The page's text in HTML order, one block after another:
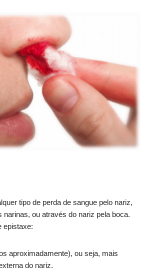
tipo de perda de sangue pelo nariz,
narinas, ou através do nariz pela boca.
epistaxe:
aproximadamente), ou seja, mais
do nariz.